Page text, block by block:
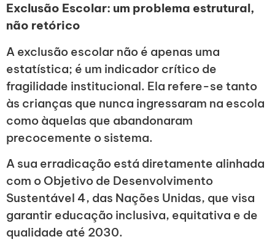
Exclusão Escolar: um problema estrutural,
não retórico
A exclusão escolar não é apenas uma
estatística; é um indicador crítico de
fragilidade institucional. Ela refere-se tanto
às crianças que nunca ingressaram na escola
como àquelas que abandonaram
precocemente o sistema.
A sua erradicação está diretamente alinhada
com o Objetivo de Desenvolvimento
Sustentável 4, das Nações Unidas, que visa
garantir educação inclusiva, equitativa e de
qualidade até 2030.